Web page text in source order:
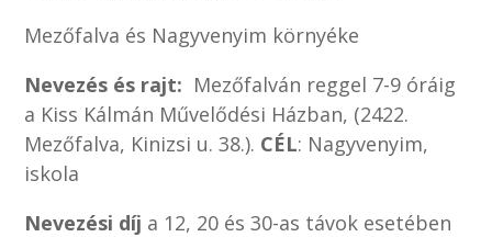
Mezőfalva és Nagyvenyim környéke
Nevezés és rajt: Mezőfalván reggel 7-9 óráig
a Kiss Kálmán Művelődési Házban, (2422.
Mezőfalva, Kinizsi u. 38.). CÉL: Nagyvenyim,
iskola
Nevezési díj a 12, 20 és 30-as távok esetében